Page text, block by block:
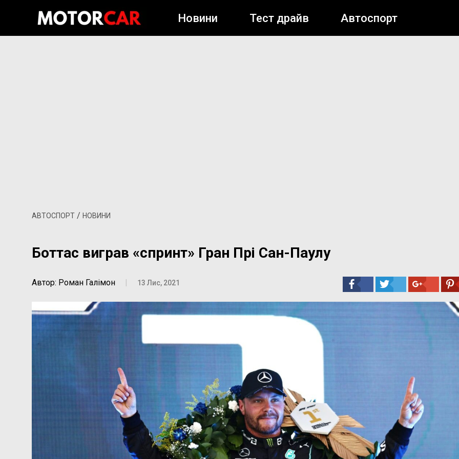
Новини Тест драйв Автоспорт
АВТОСПОРТ / НОВИНИ
Боттас виграв «спринт» Гран Прі Сан-Паулу
Автор: Роман Галімон | 13 Лис, 2021